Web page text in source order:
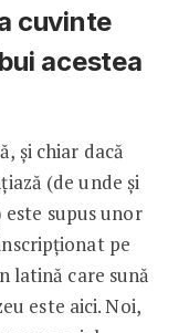
cuvinte
acestea
și chiar dacă
(de unde și
supus unor
pe
latină care sună
este aici. Noi,